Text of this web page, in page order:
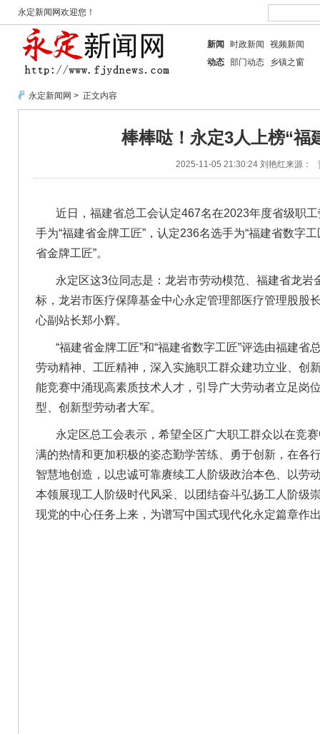
永定新闻网欢迎您！
新闻 时政新闻
视频新闻
动态 部门动态 乡镇之窗
永定新闻网 > 正文内容
棒棒哒！永定3人上榜“福
2025-11-05 21:30:24 刘艳红来源：
近日，福建省总工会认定467名在2023年度省级职
手为“福建省金牌工匠”，认定236名选手为“福建省数字
省金牌工匠”。
永定区这3位同志是：龙岩市劳动模范、福建省龙岩
标，龙岩市医疗保障基金中心永定管理部医疗管理股股
心副站长郑小辉。
“福建省金牌工匠”和“福建省数字工匠”评选由福建
劳动精神、工匠精神，深入实施职工群众建功立业、创
能竞赛中涌现高素质技术人才，引导广大劳动者立足岗
型、创新型劳动者大军。
永定区总工会表示，希望全区广大职工群众以在竞
满的热情和更加积极的姿态勤学苦练、勇于创新，在各
智慧地创造，以忠诚可靠赓续工人阶级政治本色、以劳
本领展现工人阶级时代风采、以团结奋斗弘扬工人阶级
现党的中心任务上来，为谱写中国式现代化永定篇章作